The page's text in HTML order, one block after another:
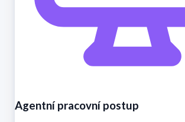
Agentní pracovní postup